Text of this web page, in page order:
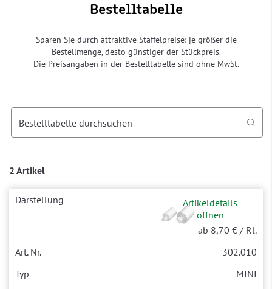
Bestelltabelle
Sparen Sie durch attraktive Staffelpreise: je größer die
Bestellmenge, desto günstiger der Stückpreis.
Die Preisangaben in der Bestelltabelle sind ohne MwSt.
2 Artikel
Bestelltabelle durchsuchen
Artikeldetails
öffnen
ab 8,70 € / Rl.
302.010
MINI